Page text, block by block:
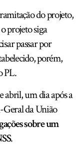
do projeto,
projeto siga
passar por
porém,
PL.
abril, um dia após a
Geral da União
sobre um
.